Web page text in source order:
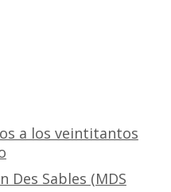
a los veintitantos
Des Sables (MDS